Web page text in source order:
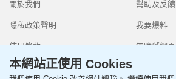
關於我們
隱私政策聲明
使用條款
幫助及反饋
我要爆料
無障礙網頁
本網站正使用 Cookies